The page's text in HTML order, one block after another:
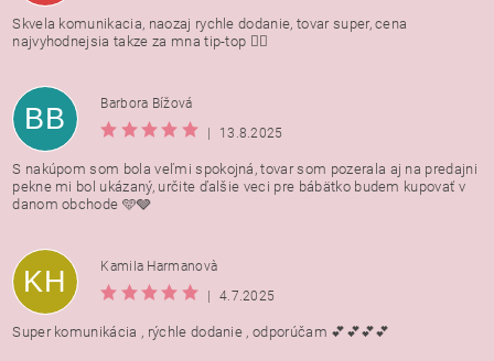
Skvela komunikacia, naozaj rychle dodanie, tovar super, cena
najvyhodnejsia takze za mna tip-top 👍🏻
BB
Barbora Bížová
|
13.8.2025
S nakúpom som bola veľmi spokojná, tovar som pozerala aj na predajni
pekne mi bol ukázaný, určite ďalšie veci pre bábätko budem kupovať v
danom obchode 🩵🩶
KH
Kamila Harmanovà
|
4.7.2025
Super komunikácia , rýchle dodanie , odporúčam 💕💕💕💕